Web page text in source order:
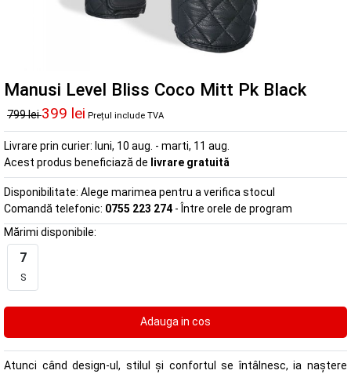
Manusi Level Bliss Coco Mitt Pk Black
799 lei399 lei Prețul include TVA
Livrare prin curier: luni, 10 aug. - marti, 11 aug.
Acest produs beneficiază de livrare gratuită
Disponibilitate: Alege marimea pentru a verifica stocul
Comandă telefonic: 0755 223 274 - Între orele de program
Mărimi disponibile:
7
S
Atunci când design-ul, stilul și confortul se întâlnesc, ia naștere